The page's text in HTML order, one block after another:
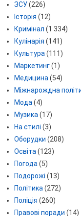
ЗСУ(226)
Історія (12)
Кримінал (1 334)
Кулінарія (141)
Культура (111)
Маркетинг(1)
Медицина (54)
Міжнарождна
Мода (4)
Музика (17)
На стилі (3)
Оборудки (208)
Освіта (123)
Погода (5)
Подорожі (13)
Політика (272)
Поліція (260)
Правові поради (14)